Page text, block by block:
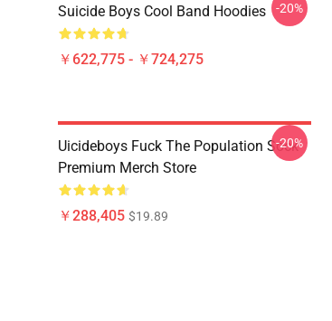
Suicide Boys Cool Band Hoodies
￥622,775 - ￥724,275
-20%
Uicideboys Fuck The Population Sock
Premium Merch Store
￥288,405 $19.89
-20%